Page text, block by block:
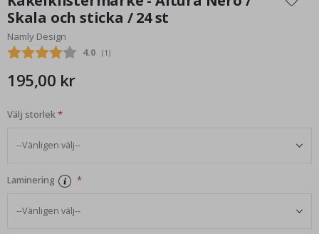
början
av
bildgalleriet
Skala och sticka / 24 st
Namly Design
Snittbetyg:
4.0 (röster:
1 )
195,00 kr
Välj storlek
Laminering